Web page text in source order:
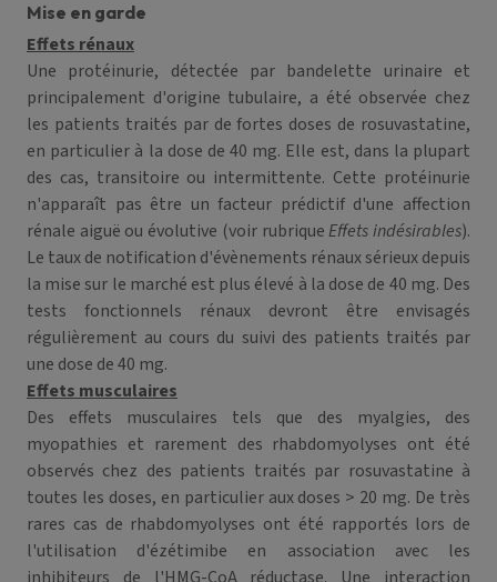
Mise en garde
Effets rénaux
Une protéinurie, détectée par bandelette urinaire et
principalement d'origine tubulaire, a été observée chez
les patients traités par de fortes doses de rosuvastatine,
en particulier à la dose de 40 mg. Elle est, dans la plupart
des cas, transitoire ou intermittente. Cette protéinurie
n'apparaît pas être un facteur prédictif d'une affection
rénale aiguë ou évolutive (voir rubriqueEffets indésirables).
Le taux de notification d'évènements rénaux sérieux depuis
la mise sur le marché est plus élevé à la dose de 40 mg. Des
tests fonctionnels rénaux devront être envisagés
régulièrement au cours du suivi des patients traités par
une dose de 40 mg.
Effets musculaires
Des effets musculaires tels que des myalgies, des
myopathies et rarement des rhabdomyolyses ont été
observés chez des patients traités par rosuvastatine à
toutes les doses, en particulier aux doses > 20 mg. De très
rares cas de rhabdomyolyses ont été rapportés lors de
l'utilisation d'ézétimibe en association avec les